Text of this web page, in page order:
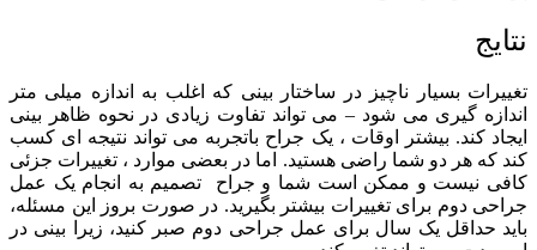
نتایج
تغییرات بسیار ناچیز در ساختار بینی که اغلب به اندازه میلی متر
اندازه گیری می شود – می تواند تفاوت زیادی در نحوه ظاهر بینی
ایجاد کند. بیشتر اوقات ، یک جراح باتجربه می تواند نتیجه ای کسب
کند که هر دو شما راضی هستید. اما در بعضی موارد ، تغییرات جزئی
کافی نیست و ممکن است شما و جراح تصمیم به انجام یک عمل
جراحی دوم برای تغییرات بیشتر بگیرید. در صورت بروز این مسئله،
باید حداقل یک سال برای عمل جراحی دوم صبر کنید، زیرا بینی در